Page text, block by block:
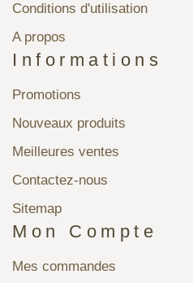
Conditions d'utilisation
A propos
Informations
Promotions
Nouveaux produits
Meilleures ventes
Contactez-nous
Sitemap
Mon Compte
Mes commandes